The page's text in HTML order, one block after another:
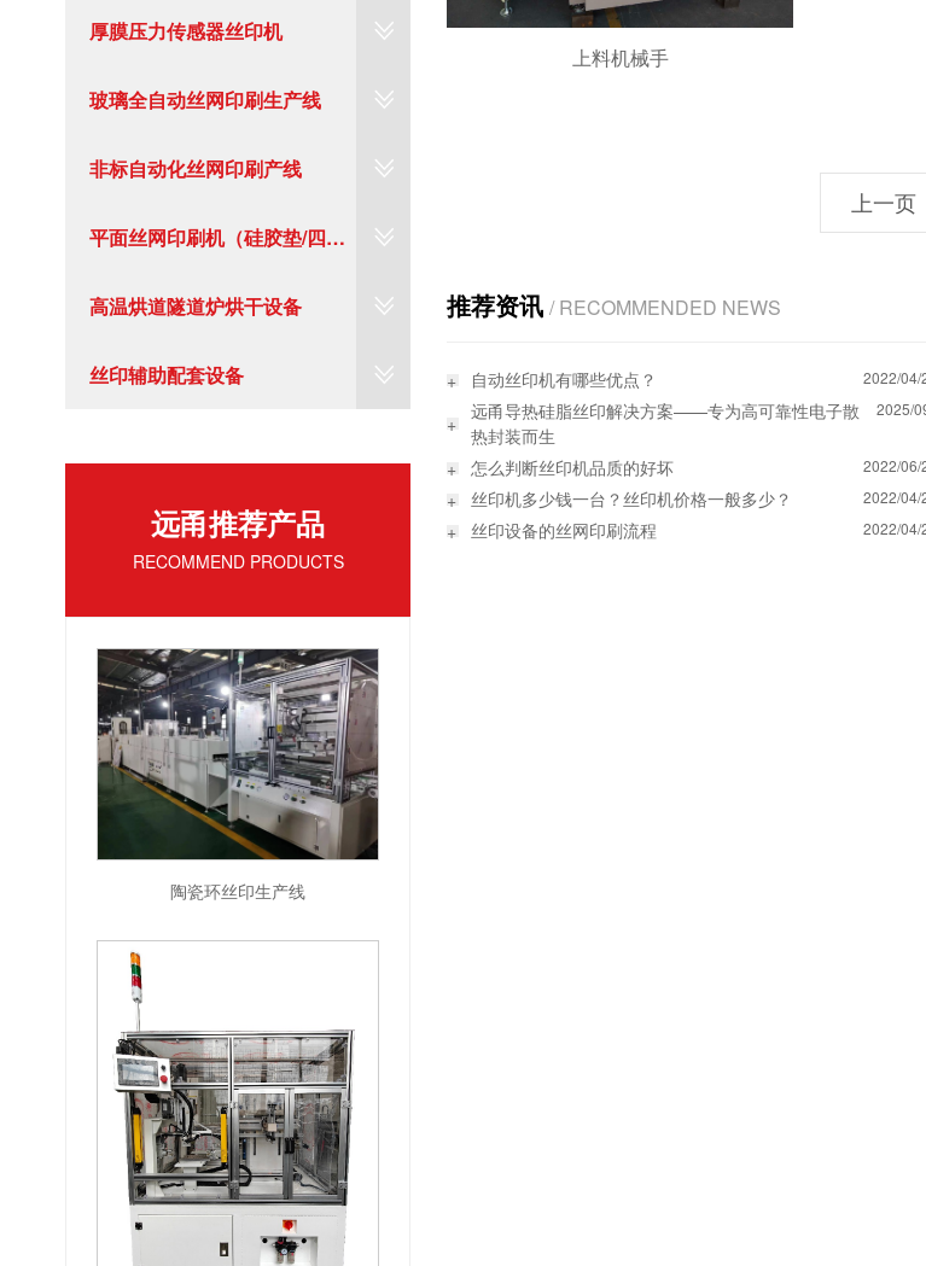
厚膜压力传感器丝印机
玻璃全自动丝网印刷生产线
非标自动化丝网印刷产线
平面丝网印刷机（硅胶垫/四工
位转盘/塑料/标牌）
高温烘道隧道炉烘干设备
丝印辅助配套设备
远甬推荐产品
RECOMMEND PRODUCTS
陶瓷环丝印生产线
上料机械手
上一页
推荐资讯 / RECOMMENDED NEWS
自动丝印机有哪些优点？ 2022/04/
远甬导热硅脂丝印解决方案——专为高可靠性电子散
热封装而生
2025/
怎么判断丝印机品质的好坏 2022/06/
丝印机多少钱一台？丝印机价格一般多少？ 2022/04/
丝印设备的丝网印刷流程 2022/04/